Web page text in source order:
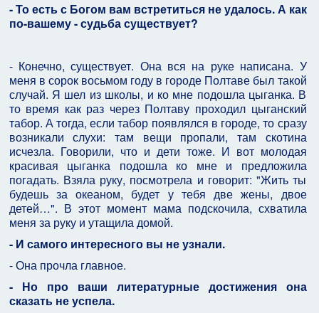
- То есть с Богом вам встретиться не удалось. А как
по-вашему - судьба существует?
- Конечно, существует. Она вся на руке написана. У
меня в сорок восьмом году в городе Полтаве был такой
случай. Я шел из школы, и ко мне подошла цыганка. В
то время как раз через Полтаву проходил цыганский
табор. А тогда, если табор появлялся в городе, то сразу
возникали слухи: там вещи пропали, там скотина
исчезла. Говорили, что и дети тоже. И вот молодая
красивая цыганка подошла ко мне и предложила
погадать. Взяла руку, посмотрела и говорит: "Жить ты
будешь за океаном, будет у тебя две жены, двое
детей…". В этот момент мама подскочила, схватила
меня за руку и утащила домой.
- И самого интересного вы не узнали.
- Она прочла главное.
- Но про ваши литературные достижения она
сказать не успела.